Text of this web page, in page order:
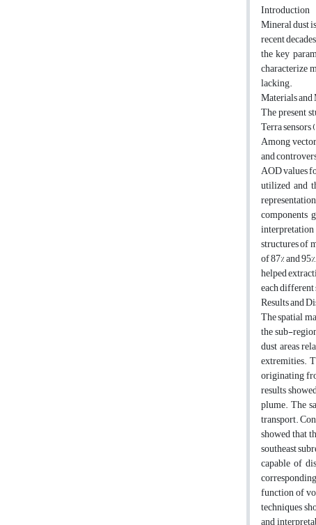
Introduction
Mineral dust
recent
the key
characterize
lacking.
Materials
The present
Terra
Among
and
AOD values
utilized and
components
structures of
of 87% and
helped
each
Results and
The spatial
the sub-
dust areas
extremities.
originating
results
plume. The
transport.
showed that
southeast
capable of
function of
techniques